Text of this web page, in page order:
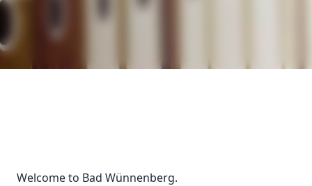
Welcome to Bad Wünnenberg.